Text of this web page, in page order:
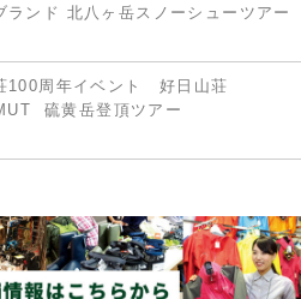
ランド 北八ヶ岳スノーシューツアー
100周年イベント 好日山荘
硫黄岳登頂ツアー